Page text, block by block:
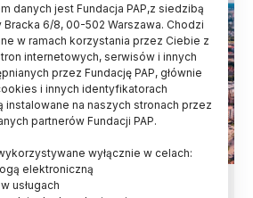
władz Poznania: są
danych jest Fundacja PAP,z siedzibą
6/8, 00-502 Warszawa. Chodzi
w ramach korzystania przez Ciebie z
internetowych, serwisów i innych
przez Fundację PAP, głównie
i innych identyfikatorach
instalowane na naszych stronach przez
partnerów Fundacji PAP.
wyłącznie w celach:
elektroniczną
usługach